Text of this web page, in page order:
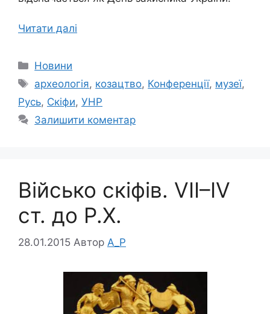
Читати далі
Категорії
Новини
Позначки
археологія, козацтво, Конференції, музеї,
Русь, Скіфи, УНР
Залишити коментар
Військо скіфів. VII–IV
ст. до Р.Х.
28.01.2015 Автор A_P